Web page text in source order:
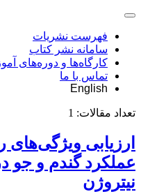
فهرست نشریات
سامانه نشر کتاب
کارگاه‌ها و دوره‌های
تماس با ما
English
تعداد مقالات: 1
ارزیابی
عملکرد گندم و جو
نیتروژن